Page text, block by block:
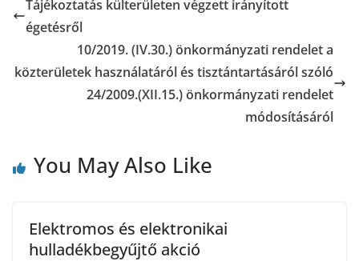
Tájékoztatás külterületen végzett irányított
égetésről
10/2019. (IV.30.) önkormányzati rendelet a
közterületek használatáról és tisztántartásáról szóló
24/2009.(XII.15.) önkormányzati rendelet
módosításáról
You May Also Like
Elektromos és elektronikai
hulladékbegyűjtő akció